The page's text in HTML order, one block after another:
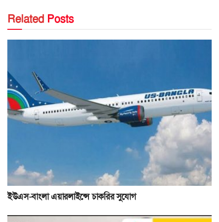
Related Posts
ইউএস-বাংলা এয়ারলাইন্সে চাকরির সুযোগ